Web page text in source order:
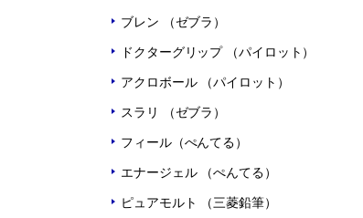
ブレン （ゼブラ）
ドクターグリップ （パイロット）
アクロボール （パイロット）
スラリ （ゼブラ）
フィール（ぺんてる）
エナージェル （ぺんてる）
ピュアモルト （三菱鉛筆）